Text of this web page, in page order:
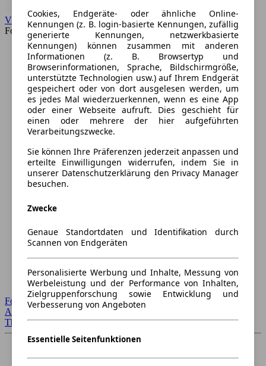
VW
Forum
Forum Startseite
Alle Auto-Foren
Themen-Forum
Cookies, Endgeräte- oder ähnliche Online-
Kennungen (z. B. login-basierte Kennungen, zufällig
generierte Kennungen, netzwerkbasierte
Kennungen) können zusammen mit anderen
Informationen (z. B. Browsertyp und
Browserinformationen, Sprache, Bildschirmgröße,
unterstützte Technologien usw.) auf Ihrem Endgerät
gespeichert oder von dort ausgelesen werden, um
es jedes Mal wiederzuerkennen, wenn es eine App
oder einer Webseite aufruft. Dies geschieht für
einen oder mehrere der hier aufgeführten
Verarbeitungszwecke.
Sie können Ihre Präferenzen jederzeit anpassen und
erteilte Einwilligungen widerrufen, indem Sie in
unserer Datenschutzerklärung den Privacy Manager
besuchen.
Zwecke
Genaue Standortdaten und Identifikation durch
Scannen von Endgeräten
Personalisierte Werbung und Inhalte, Messung von
Werbeleistung und der Performance von Inhalten,
Zielgruppenforschung sowie Entwicklung und
Verbesserung von Angeboten
Essentielle Seitenfunktionen